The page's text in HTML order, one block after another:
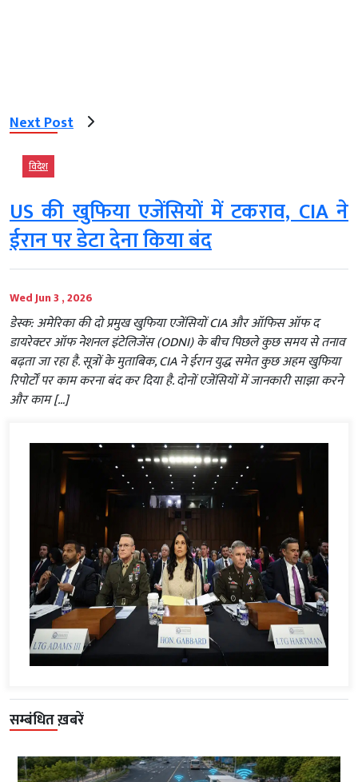
Next Post
विदेश
US की खुफिया एजेंसियों में टकराव, CIA ने
ईरान पर डेटा देना किया बंद
Wed Jun 3 , 2026
डेस्क: अमेरिका की दो प्रमुख खुफिया एजेंसियों CIA और ऑफिस ऑफ द
डायरेक्टर ऑफ नेशनल इंटेलिजेंस (ODNI) के बीच पिछले कुछ समय से तनाव
बढ़ता जा रहा है. सूत्रों के मुताबिक, CIA ने ईरान युद्ध समेत कुछ अहम खुफिया
रिपोर्टों पर काम करना बंद कर दिया है. दोनों एजेंसियों में जानकारी साझा करने
और काम […]
सम्बंधित ख़बरें